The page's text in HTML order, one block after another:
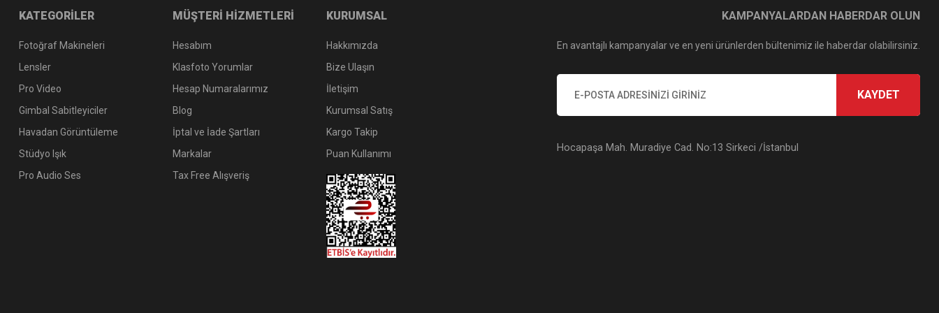
KATEGORİLER
Fotoğraf Makineleri
Lensler
Pro Video
Gimbal Sabitleyiciler
Havadan Görüntüleme
Stüdyo Işık
Pro Audio Ses
MÜŞTERİ HİZMETLERİ
Hesabım
Klasfoto Yorumlar
Hesap Numaralarımız
Blog
İptal ve İade Şartları
Markalar
Tax Free Alışveriş
KURUMSAL
Hakkımızda
Bize Ulaşın
İletişim
Kurumsal Satış
Kargo Takip
Puan Kullanımı
KAMPANYALARDAN HABERDAR OLUN
En avantajlı kampanyalar ve en yeni ürünlerden bültenimiz ile haberdar olabilirsiniz.
KAYDET
Hocapaşa Mah. Muradiye Cad. No:13 Sirkeci /İstanbul